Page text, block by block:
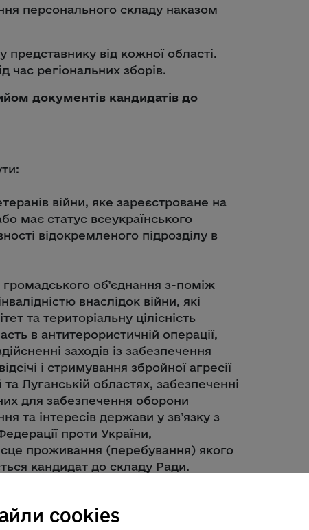
персонального складу наказом
від кожної області.
час регіональних зборів.
документів кандидатів до
війни, яке зареєстроване на
має статус всеукраїнського
відокремленого підрозділу в
об’єднання з-поміж
внаслідок війни, які
та територіальну цілісність
в антитерористичній операції,
заходів із забезпечення
і стримування збройної агресії
Луганській областях, забезпеченні
для забезпечення оборони
та інтересів держави у зв’язку з
проти України,
проживання (перебування) якого
кандидат до складу Ради.
може делегувати як кандидата до
представника).
cookies